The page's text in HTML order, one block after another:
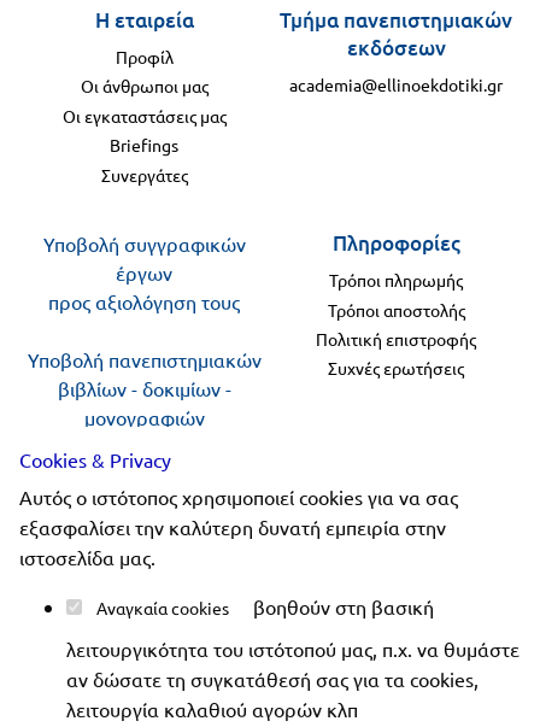
Η εταιρεία
Προφίλ
Οι άνθρωποι μας
Οι εγκαταστάσεις μας
Briefings
Συνεργάτες
Τμήμα πανεπιστημιακών
εκδόσεων
academia@ellinoekdotiki.gr
Πληροφορίες
Τρόποι πληρωμής
Τρόποι αποστολής
Πολιτική επιστροφής
Συχνές ερωτήσεις
Υποβολή συγγραφικών
έργων
προς αξιολόγηση τους
Υποβολή πανεπιστημιακών
βιβλίων - δοκιμίων -
μονογραφιών
Ακολουθήστε μας
Copyright 2019-2026 ellinoekdotiki.gr - All rights
reserved| Όροι χρήσης | Προστασία δεδομένων
Cookies & Privacy
Αυτός ο ιστότοπος χρησιμοποιεί cookies για να σας
εξασφαλίσει την καλύτερη δυνατή εμπειρία στην
ιστοσελίδα μας.
Αναγκαία cookies
βοηθούν στη βασική
λειτουργικότητα του ιστότοπού μας, π.χ. να θυμάστε
αν δώσατε τη συγκατάθεσή σας για τα cookies,
λειτουργία καλαθιού αγορών κλπ